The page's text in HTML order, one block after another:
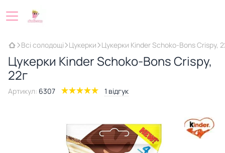
Всі солодощі Цукерки Цукерки Kinder Schoko-Bons Crispy,
Цукерки Kinder Schoko-Bons Crispy,
22г
Артикул: 6307 1 відгук